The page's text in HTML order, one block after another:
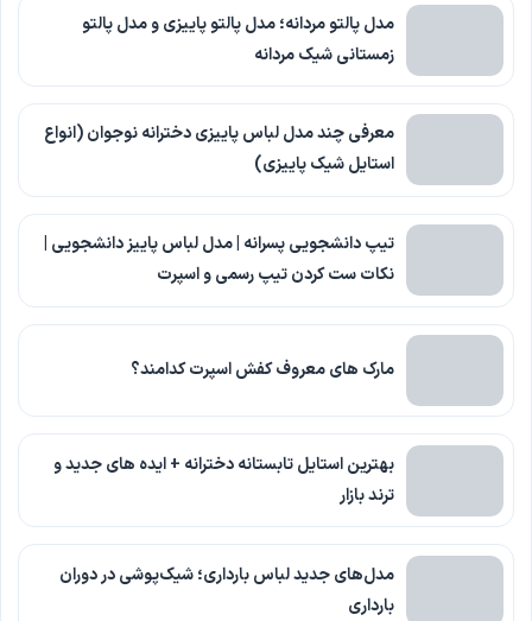
مدل پالتو مردانه؛ مدل پالتو پاییزی و مدل پالتو
زمستانی شیک مردانه
معرفی چند مدل لباس پاییزی دخترانه نوجوان (انواع
استایل شیک پاییزی)
تیپ دانشجویی پسرانه | مدل لباس پاییز دانشجویی |
نکات ست کردن تیپ رسمی و اسپرت
مارک های معروف کفش اسپرت کدامند؟
بهترین استایل تابستانه دخترانه + ایده های جدید و
ترند بازار
مدل‌های جدید لباس بارداری؛ شیک‌پوشی در دوران
بارداری